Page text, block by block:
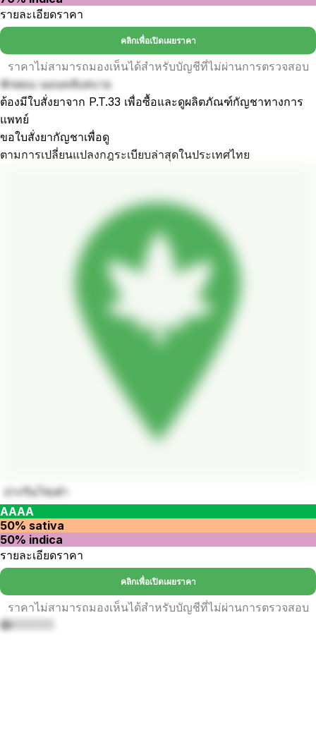
รายละเอียดราคา
คลิกเพื่อเปิดเผยราคา
ราคาไม่สามารถมองเห็นได้สำหรับบัญชีที่ไม่ผ่านการตรวจสอบ
พักผ่อน นอนหลับสบาย
ต้องมีใบสั่งยาจาก P.T.33 เพื่อซื้อและดูผลิตภัณฑ์กัญชาทางการ
แพทย์
ขอใบสั่งยากัญชาเพื่อดู
ตามการเปลี่ยนแปลงกฎระเบียบล่าสุดในประเทศไทย
ปากริมไข่เต๋า
AAAA
50% sativa
50% indica
รายละเอียดราคา
คลิกเพื่อเปิดเผยราคา
ราคาไม่สามารถมองเห็นได้สำหรับบัญชีที่ไม่ผ่านการตรวจสอบ
😱😶‍🌫️🤮🤮🤮🤮